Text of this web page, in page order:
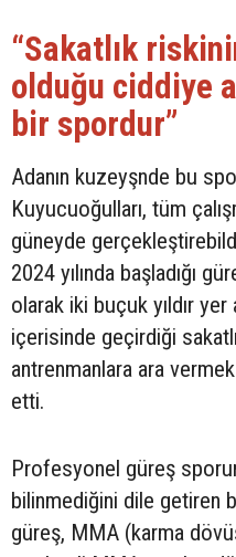
“Sakatlık
olduğu ciddiye
bir spordur”
Adanın kuzeyşnde bu
Kuyucuoğulları, tüm
güneyde
2024 yılında başladığı
olarak iki buçuk yıldır yer
içerisinde geçirdiği
antrenmanlara ara
etti.
Profesyonel güreş
bilinmediğini dile getiren
güreş, MMA (karma